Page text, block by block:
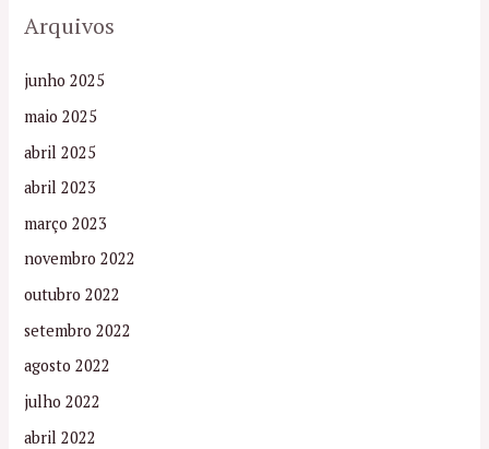
Arquivos
junho 2025
maio 2025
abril 2025
abril 2023
março 2023
novembro 2022
outubro 2022
setembro 2022
agosto 2022
julho 2022
abril 2022